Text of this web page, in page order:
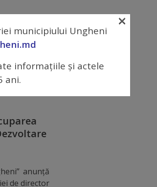
funcției de
anunţă
de director
municipiului Ungheni
informațiile și actele
ani.
×